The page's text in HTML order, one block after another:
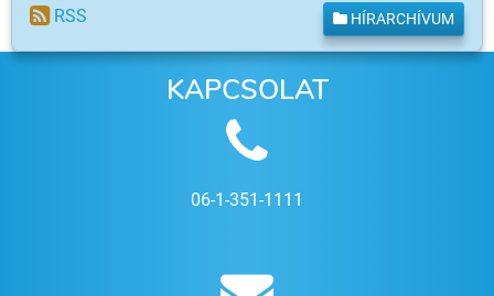
RSS HÍRARCHÍVUM
KAPCSOLAT
06-1-351-1111